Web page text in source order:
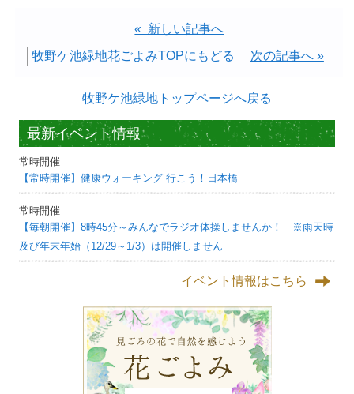
« 新しい記事へ
牧野ケ池緑地花ごよみTOPにもどる
次の記事へ »
牧野ケ池緑地トップページへ戻る
最新イベント情報
常時開催
【常時開催】健康ウォーキング 行こう！日本橋
常時開催
【毎朝開催】8時45分～みんなでラジオ体操しませんか！ ※雨天時
及び年末年始（12/29～1/3）は開催しません
イベント情報はこちら